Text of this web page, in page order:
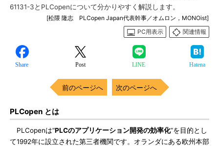
61131-3とPLCopenについて分かりやすく解説します。
[松隈 隆志 PLCopen Japan代表幹事／オムロン，MONOist]
PC用表示
関連情報
Share Post LINE Hatena
前のページへ 次のページへ
PLCopen とは
PLCopenは“PLCのアプリケーション開発の効率化”を目的とし
て1992年に設立された第三者機関です。オランダにある欧州本部